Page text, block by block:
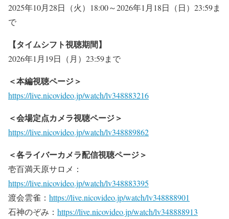
2025年10月28日（火）18:00～2026年1月18日（日）23:59ま
で
【タイムシフト視聴期間】
2026年1月19日（月）23:59まで
＜本編視聴ページ＞
https://live.nicovideo.jp/watch/lv348883216
＜会場定点カメラ視聴ページ＞
https://live.nicovideo.jp/watch/lv348889862
＜各ライバーカメラ配信視聴ページ＞
壱百満天原サロメ：
https://live.nicovideo.jp/watch/lv348883395
渡会雲雀： https://live.nicovideo.jp/watch/lv348888901
石神のぞみ： https://live.nicovideo.jp/watch/lv348888913